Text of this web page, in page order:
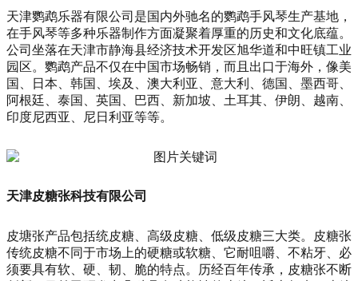
天津鹦鹉乐器有限公司是国内外驰名的鹦鹉手风琴生产基地，
在手风琴等多种乐器制作方面凝聚着厚重的历史和文化底蕴。
公司坐落在天津市静海县经济技术开发区旭华道和中旺镇工业
园区。鹦鹉产品不仅在中国市场畅销，而且出口于海外，像美
国、日本、韩国、埃及、澳大利亚、意大利、德国、墨西哥、
阿根廷、泰国、英国、巴西、新加坡、土耳其、伊朗、越南、
印度尼西亚、尼日利亚等等。
天津皮糖张科技有限公司
皮塘张产品包括统皮糖、高级皮糖、低级皮糖三大类。皮糖张
传统皮糖不同于市场上的硬糖或软糖、它耐咀嚼、不粘牙、必
须要具有软、硬、韧、脆的特点。历经百年传承，皮糖张不断